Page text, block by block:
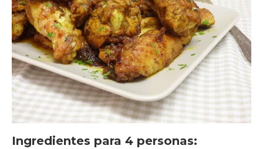
Ingredientes para 4 personas: